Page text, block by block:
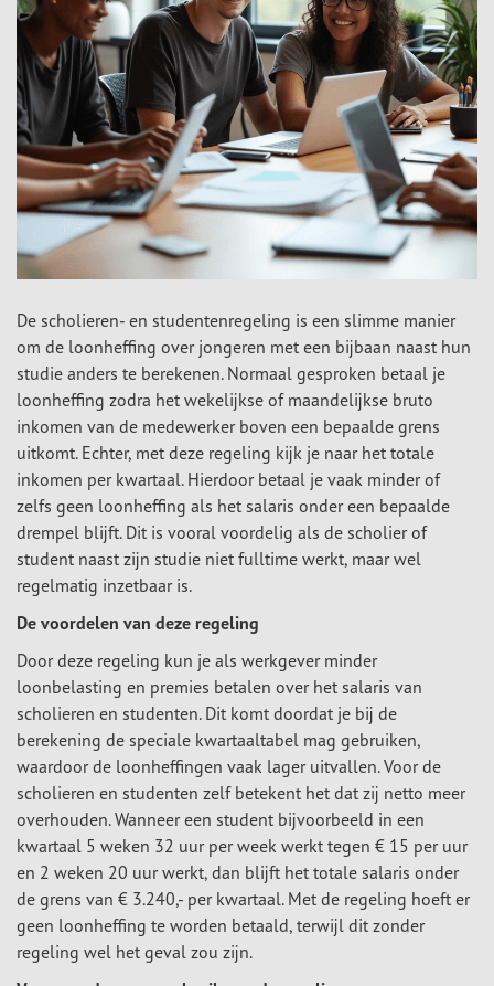
De scholieren- en studentenregeling is een slimme manier
om de loonheffing over jongeren met een bijbaan naast hun
studie anders te berekenen. Normaal gesproken betaal je
loonheffing zodra het wekelijkse of maandelijkse bruto
inkomen van de medewerker boven een bepaalde grens
uitkomt. Echter, met deze regeling kijk je naar het totale
inkomen per kwartaal. Hierdoor betaal je vaak minder of
zelfs geen loonheffing als het salaris onder een bepaalde
drempel blijft. Dit is vooral voordelig als de scholier of
student naast zijn studie niet fulltime werkt, maar wel
regelmatig inzetbaar is.
De voordelen van deze regeling
Door deze regeling kun je als werkgever minder
loonbelasting en premies betalen over het salaris van
scholieren en studenten. Dit komt doordat je bij de
berekening de speciale kwartaaltabel mag gebruiken,
waardoor de loonheffingen vaak lager uitvallen. Voor de
scholieren en studenten zelf betekent het dat zij netto meer
overhouden. Wanneer een student bijvoorbeeld in een
kwartaal 5 weken 32 uur per week werkt tegen € 15 per uur
en 2 weken 20 uur werkt, dan blijft het totale salaris onder
de grens van € 3.240,- per kwartaal. Met de regeling hoeft er
geen loonheffing te worden betaald, terwijl dit zonder
regeling wel het geval zou zijn.